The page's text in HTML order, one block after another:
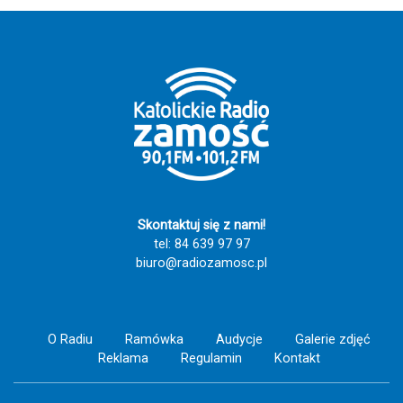
Skontaktuj się z nami!
tel: 84 639 97 97
biuro@radiozamosc.pl
O Radiu Ramówka Audycje
Galerie zdjęć
Reklama
Regulamin Kontakt